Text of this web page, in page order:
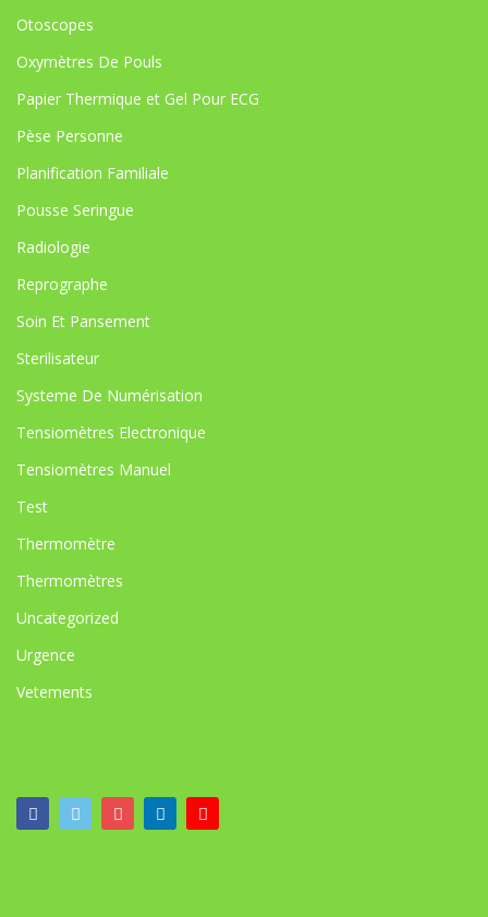
Otoscopes
Oxymètres De Pouls
Papier Thermique et Gel Pour ECG
Pèse Personne
Planification Familiale
Pousse Seringue
Radiologie
Reprographe
Soin Et Pansement
Sterilisateur
Systeme De Numérisation
Tensiomètres Electronique
Tensiomètres Manuel
Test
Thermomètre
Thermomètres
Uncategorized
Urgence
Vetements